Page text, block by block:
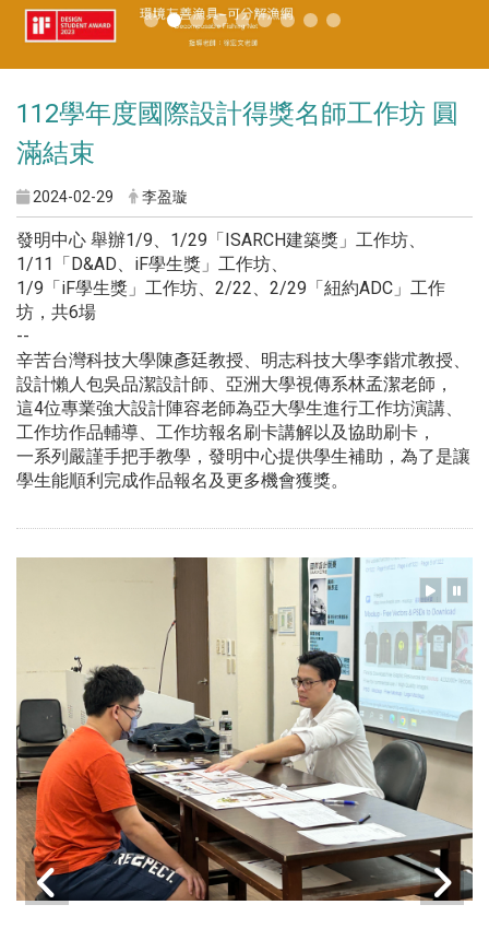
112學年度國際設計得獎名師工作坊 圓
滿結束
2024-02-29 李盈璇
發明中心 舉辦1/9、1/29「ISARCH建築獎」工作坊、
1/11「D&AD、iF學生獎」工作坊、
1/9「iF學生獎」工作坊、2/22、2/29「紐約ADC」工作
坊，共6場
--
辛苦台灣科技大學陳彥廷教授、明志科技大學李鍇朮教授、
設計懶人包吳品潔設計師、亞洲大學視傳系林孟潔老師，
這4位專業強大設計陣容老師為亞大學生進行工作坊演講、
工作坊作品輔導、工作坊報名刷卡講解以及協助刷卡，
一系列嚴謹手把手教學，發明中心提供學生補助，為了是讓
學生能順利完成作品報名及更多機會獲獎。